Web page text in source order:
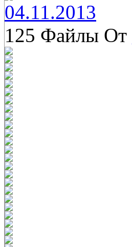
04.11.2013
125 Файлы От